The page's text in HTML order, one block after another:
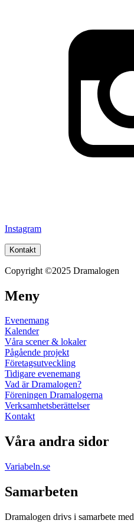
Instagram
Kontakt
Copyright ©2025 Dramalogen
Meny
Evenemang
Kalender
Våra scener & lokaler
Pågående projekt
Företagsutveckling
Tidigare evenemang
Vad är Dramalogen?
Föreningen Dramalogerna
Verksamhetsberättelser
Kontakt
Våra andra sidor
Variabeln.se
Samarbeten
Dramalogen drivs i samarbete med